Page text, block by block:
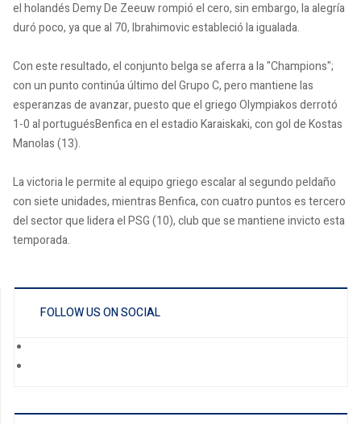
el holandés Demy De Zeeuw rompió el cero, sin embargo, la alegría
duró poco, ya que al 70, Ibrahimovic estableció la igualada.
Con este resultado, el conjunto belga se aferra a la "Champions";
con un punto continúa último del Grupo C, pero mantiene las
esperanzas de avanzar, puesto que el griego Olympiakos derrotó
1-0 al portuguésBenfica en el estadio Karaiskaki, con gol de Kostas
Manolas (13).
La victoria le permite al equipo griego escalar al segundo peldaño
con siete unidades, mientras Benfica, con cuatro puntos es tercero
del sector que lidera el PSG (10), club que se mantiene invicto esta
temporada.
FOLLOW US ON SOCIAL